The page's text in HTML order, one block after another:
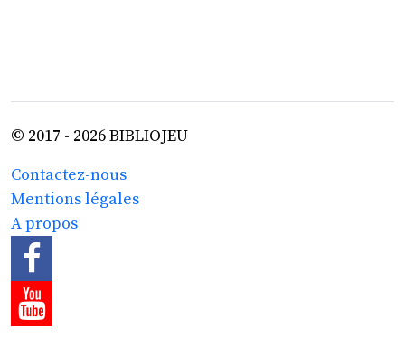
© 2017 - 2026 BIBLIOJEU
Contactez-nous
Mentions légales
A propos